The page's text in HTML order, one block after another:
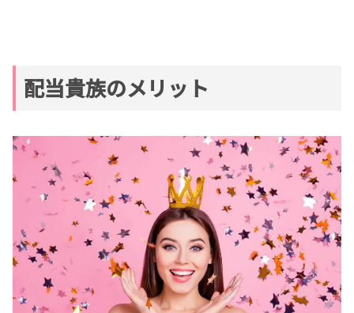
配当貴族のメリット